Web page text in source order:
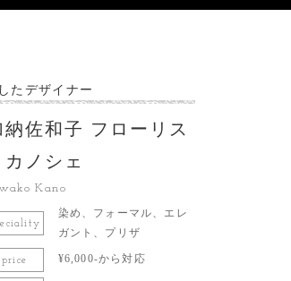
たデザイナー
納佐和子 フローリス
カノシェ
Kano
染め、フォーマル、エレ
ガント、プリザ
price ¥6,000-から対応